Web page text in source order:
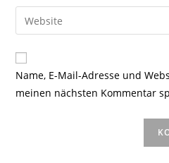
zum
Kommentieren
ein
E-
Mail-
zum
Kommentieren
ein
Gib
deine
Website-
URL
Name, E-Mail-Adresse und
meinen nächsten Kommentar